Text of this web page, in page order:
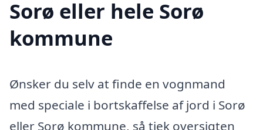
Sorø eller hele Sorø
kommune
Ønsker du selv at finde en vognmand
med speciale i bortskaffelse af jord i Sorø
eller Sorø kommune, så tjek oversigten